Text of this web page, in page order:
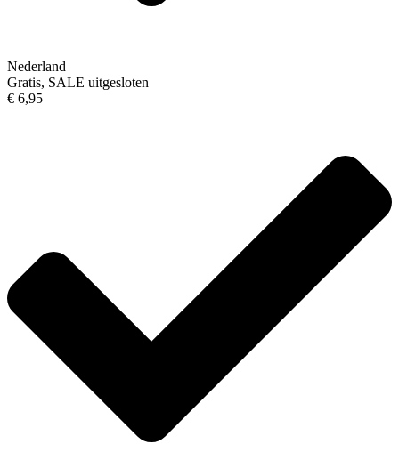
Nederland
Gratis, SALE uitgesloten
€ 6,95